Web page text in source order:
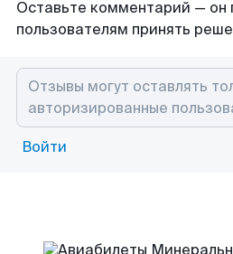
Оставьте комментарий — он
пользователям принять
Войти